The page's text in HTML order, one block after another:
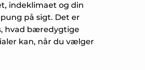
indeklimaet og din
på sigt. Det er
hvad bæredygtige
kan, når du vælger